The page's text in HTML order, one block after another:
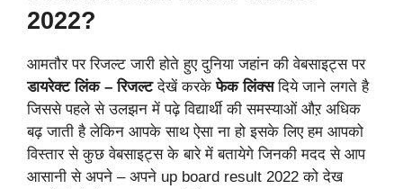
2022?
आमतौर पर रिजल्ट जारी होते हुए दुनिया जहांन की वेबसाइट्स पर
डायरेक्ट लिंक – रिजल्टदेखें करके फेक लिंक्सदिये जाने लगते है
जिससे पहले से उलझन में पढ़े विद्यार्थी की समस्याओं औऱ अधिक
बढ़ जाती है लेकिन आपके साथ ऐसा ना हो इसके लिए हम आपको
विस्तार से कुछ वेबसाइट्स के बारे में बतायेगे जिनकी मदद से आप
आसानी से अपने – अपने up board result 2022 को देख